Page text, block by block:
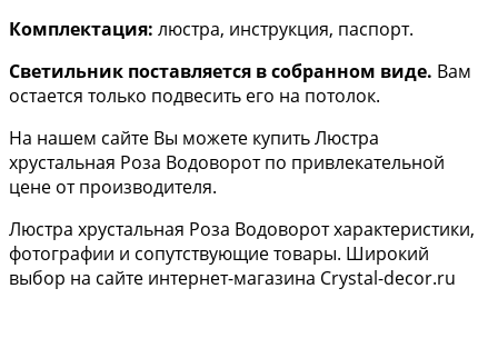
Комплектация: люстра, инструкция, паспорт.
Светильник поставляется в собранном виде. Вам
остается только подвесить его на потолок.
На нашем сайте Вы можете купить Люстра
хрустальная Роза Водоворот по привлекательной
цене от производителя.
Люстра хрустальная Роза Водоворот характеристики,
фотографии и сопутствующие товары. Широкий
выбор на сайте интернет-магазина Crystal-decor.ru